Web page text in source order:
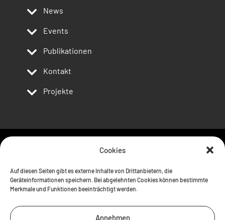
Cookies
Auf diesen Seiten gibt es externe Inhalte von Drittanbietern, die
Geräteinformationen speichern. Bei abgelehnten Cookies können bestimmte
Merkmale und Funktionen beeinträchtigt werden.
Annehmen
News
Events
Publikationen
Kontakt
Projekte